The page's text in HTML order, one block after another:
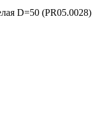
D=50 (PR05.0028)